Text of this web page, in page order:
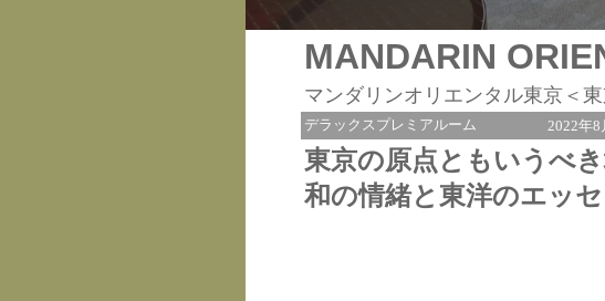
MANDARIN
マンダリンオリエンタル東京＜
デラックスプレミアルーム 2022年8
東京の原点ともいうべ
和の情緒と東洋のエッ